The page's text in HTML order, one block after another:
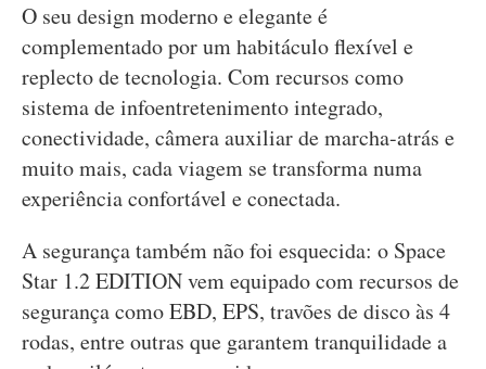
O seu design moderno e elegante é
complementado por um habitáculo flexível e
replecto de tecnologia. Com recursos como
sistema de infoentretenimento integrado,
conectividade, câmera auxiliar de marcha-atrás e
muito mais, cada viagem se transforma numa
experiência confortável e conectada.
A segurança também não foi esquecida: o Space
Star 1.2 EDITION vem equipado com recursos de
segurança como EBD, EPS, travões de disco às 4
rodas, entre outras que garantem tranquilidade a